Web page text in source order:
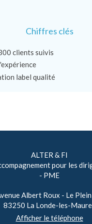
Chiffres clés
clients suivis
label qualité
ALTER & FI
pour les
- PME
Albert Roux - Le
83250 La Londe-les-
Afficher le téléphone